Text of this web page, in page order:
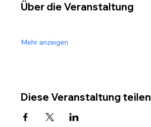
Über die Veranstaltung
Mehr anzeigen
Diese Veranstaltung teilen